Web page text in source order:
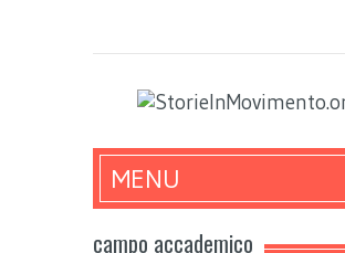
MENU
campo accademico